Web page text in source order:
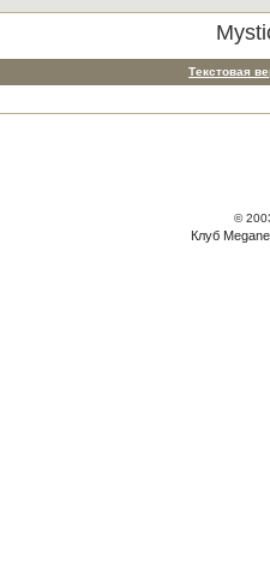
Текстовая
©
Клуб